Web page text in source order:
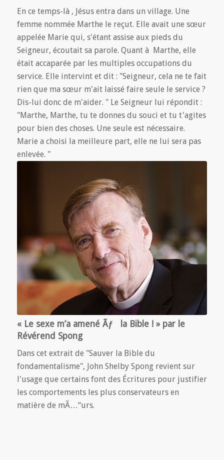
En ce temps-là , Jésus entra dans un village. Une
femme nommée Marthe le reçut. Elle avait une sœur
appelée Marie qui, s'étant assise aux pieds du
Seigneur, écoutait sa parole. Quant à Marthe, elle
était accaparée par les multiples occupations du
service. Elle intervint et dit : "Seigneur, cela ne te fait
rien que ma sœur m'ait laissé faire seule le service ?
Dis-lui donc de m'aider. " Le Seigneur lui répondit :
"Marthe, Marthe, tu te donnes du souci et tu t'agites
pour bien des choses. Une seule est nécessaire.
Marie a choisi la meilleure part, elle ne lui sera pas
enlevée. "
« Le sexe m’a amené Ãƒ la Bible ! » par le
Révérend Spong
Dans cet extrait de "Sauver la Bible du
fondamentalisme", John Shelby Spong revient sur
l'usage que certains font des Écritures pour justifier
les comportements les plus conservateurs en
matière de mÃ…“urs.